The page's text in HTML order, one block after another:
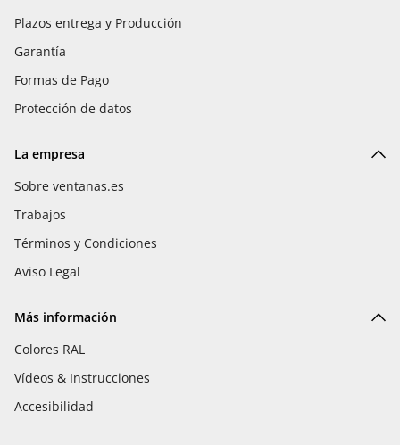
Plazos entrega y Producción
Garantía
Formas de Pago
Protección de datos
La empresa
Sobre ventanas.es
Trabajos
Términos y Condiciones
Aviso Legal
Más información
Colores RAL
Vídeos & Instrucciones
Accesibilidad